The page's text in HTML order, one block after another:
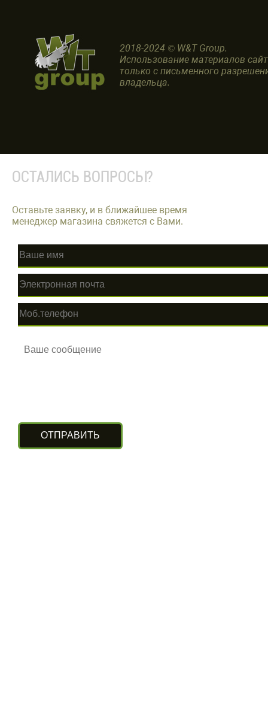
2018-2024 © W&T Group.
Использование материалов
только с письменного
владельца.
ОСТАЛИСЬ ВОПРОСЫ?
Оставьте заявку, и в ближайшее время
менеджер магазина свяжется с Вами.